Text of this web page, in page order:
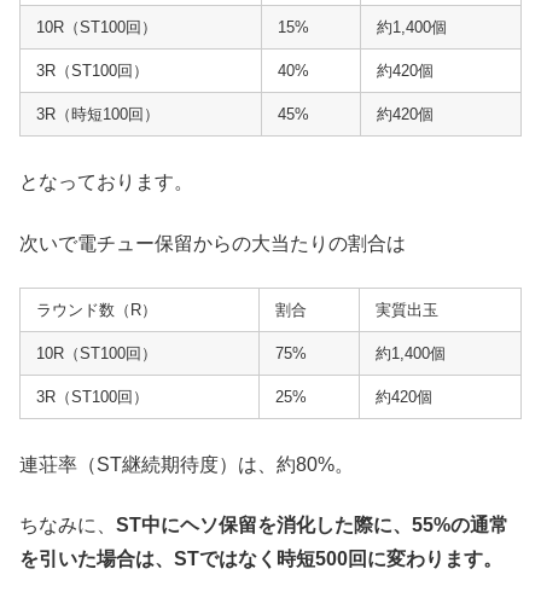
10R（ST100回） 15% 約1,400個
3R（ST100回） 40% 約420個
3R（時短100回） 45% 約420個
となっております。
次いで電チュー保留からの大当たりの割合は
ラウンド数（R） 割合 実質出玉
10R（ST100回） 75% 約1,400個
3R（ST100回） 25% 約420個
連荘率（ST継続期待度）は、約80%。
ちなみに、 ST中にヘソ保留を消化した際に、55%の通常
を引いた場合は、STではなく時短500回に変わります。